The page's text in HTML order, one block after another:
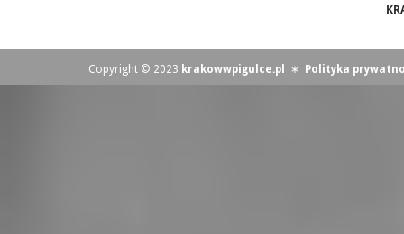
Copyright © 2023 krakowwpigulce.pl ∗ Polityka